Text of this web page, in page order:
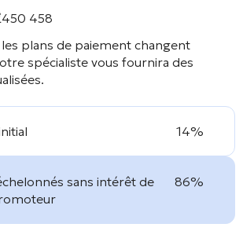
450 458
plans de paiement changent
spécialiste vous fournira des
14%
sans intérêt de
86%